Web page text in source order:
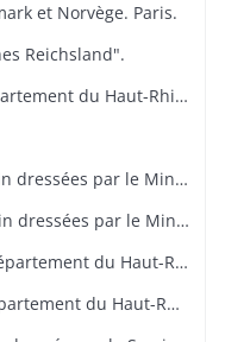
et Norvège. Paris.
Reichsland".
Carte des routes et chemins du département du Haut-Rhin. Ponts et Chaussées. Situation en 1947.
Cartes du département du Haut-Rhin dressées par le Ministère de la Reconstruction et de l'Urbanisme
Cartes du Département du Haut-Rhin dressées par le Ministère de la Reconstruction et de l'Urbanisme
Cartes des Routes et Chemins du Département du Haut-Rhin. Situation en 1955 et 1957. Ponts et Chaussées
Carte des Routes et Chemins du Département du Haut-Rhin. Situation en 1955 et 1957. Ponts et Chaussées